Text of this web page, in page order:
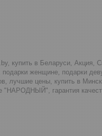
купить в Беларуси,
подарки женщине, подарки
лучшие цены, купить в
"НАРОДНЫЙ", гарантия